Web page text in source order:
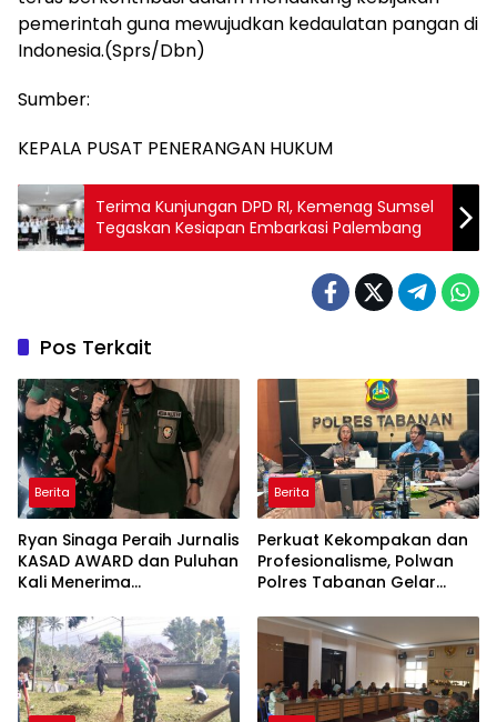
pemerintah guna mewujudkan kedaulatan pangan di
Indonesia.(Sprs/Dbn)
Sumber:
KEPALA PUSAT PENERANGAN HUKUM
Terima Kunjungan DPD RI, Kemenag Sumsel
Tegaskan Kesiapan Embarkasi Palembang
Pos Terkait
Berita
Ryan Sinaga Peraih Jurnalis
KASAD AWARD dan Puluhan
Kali Menerima
Media Aktif Publikasi
Kegiatan TNI
Berita
Perkuat Kekompakan dan
Profesionalisme, Polwan
Polres Tabanan Gelar